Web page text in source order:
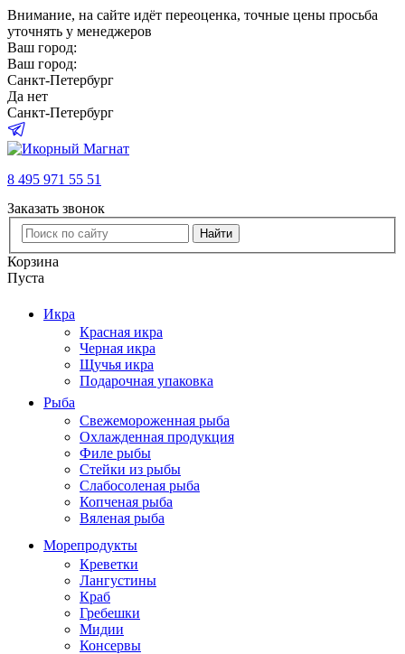
Внимание, на сайте идёт переоценка, точные цены просьба
уточнять у менеджеров
Ваш город:
Ваш город:
Санкт-Петербург
Да нет
Санкт-Петербург
8 495 971 55 51
Заказать звонок
Найти
Корзина
Пуста
Икра
Красная икра
Черная икра
Щучья икра
Подарочная упаковка
Рыба
Свежемороженная рыба
Охлажденная продукция
Филе рыбы
Стейки из рыбы
Слабосоленая рыба
Копченая рыба
Вяленая рыба
Морепродукты
Креветки
Лангустины
Краб
Гребешки
Мидии
Консервы